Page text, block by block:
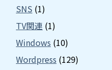
SNS (1)
TV関連 (1)
Windows (10)
Wordpress (129)